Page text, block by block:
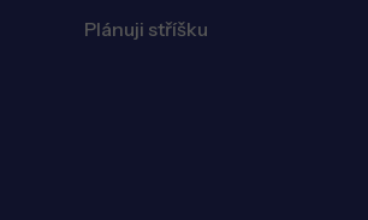
Plánuji stříšku